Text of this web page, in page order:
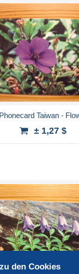
Phonecard Taiwan -
± 1,27 $
den Cookies